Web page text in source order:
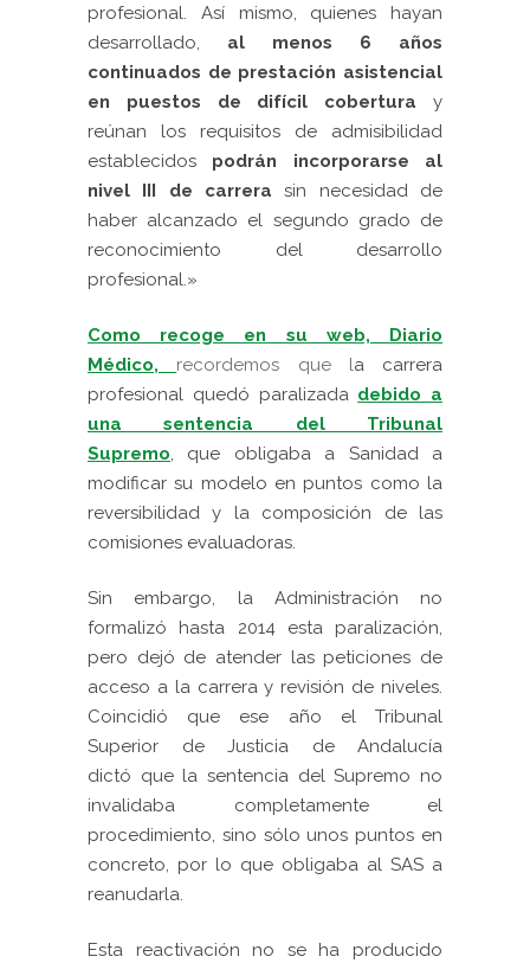
profesional. Así mismo, quienes hayan
desarrollado, al menos 6 años
continuados de prestación asistencial
en puestos de difícil cobertura y
reúnan los requisitos de admisibilidad
establecidos podrán incorporarse al
nivel III de carrera sin necesidad de
haber alcanzado el segundo grado de
reconocimiento del desarrollo
profesional.»
Como recoge en su web, Diario
Médico, recordemos que la carrera
profesional quedó paralizada debido a
una sentencia del Tribunal
Supremo, que obligaba a Sanidad a
modificar su modelo en puntos como la
reversibilidad y la composición de las
comisiones evaluadoras.
Sin embargo, la Administración no
formalizó hasta 2014 esta paralización,
pero dejó de atender las peticiones de
acceso a la carrera y revisión de niveles.
Coincidió que ese año el Tribunal
Superior de Justicia de Andalucía
dictó que la sentencia del Supremo no
invalidaba completamente el
procedimiento, sino sólo unos puntos en
concreto, por lo que obligaba al SAS a
reanudarla.
Esta reactivación no se ha producido